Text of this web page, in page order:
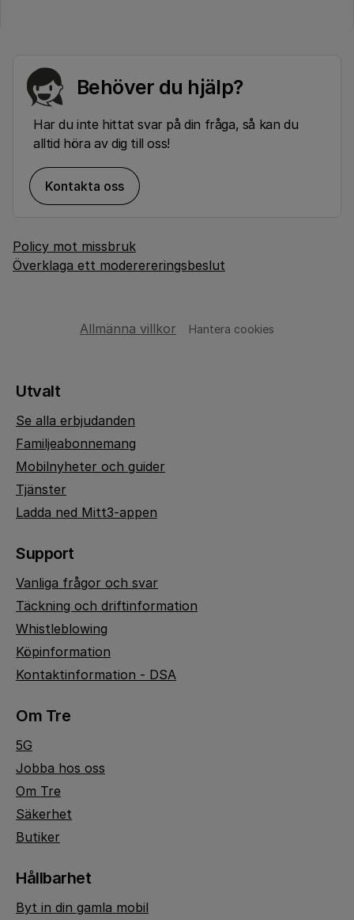
Behöver du hjälp?
Har du inte hittat svar på din fråga, så kan du
alltid höra av dig till oss!
Kontakta oss
Policy mot missbruk
Överklaga ett moderereringsbeslut
Allmänna villkor Hantera cookies
Utvalt
Se alla erbjudanden
Familjeabonnemang
Mobilnyheter och guider
Tjänster
Ladda ned Mitt3-appen
Support
Vanliga frågor och svar
Täckning och driftinformation
Whistleblowing
Köpinformation
Kontaktinformation - DSA
Om Tre
5G
Jobba hos oss
Om Tre
Säkerhet
Butiker
Hållbarhet
Byt in din gamla mobil